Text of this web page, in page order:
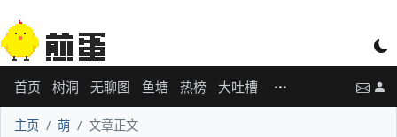
首页 树洞 无聊图 鱼塘 热榜 大吐槽
主页 萌 文章正文